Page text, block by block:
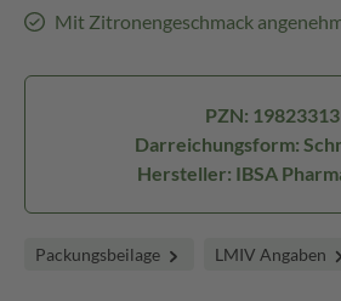
Mit Zitronengeschmack
PZN: 19823313
Darreichungsform:
Hersteller: IBSA
Packungsbeilage LMIV Angaben